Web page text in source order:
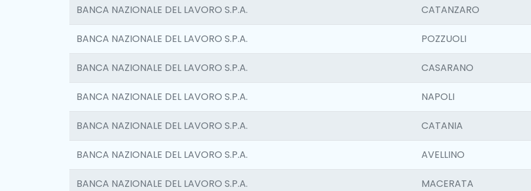
BANCA NAZIONALE DEL LAVORO S.P.A. CATANZARO
BANCA NAZIONALE DEL LAVORO S.P.A. POZZUOLI
BANCA NAZIONALE DEL LAVORO S.P.A. CASARANO
BANCA NAZIONALE DEL LAVORO S.P.A. NAPOLI
BANCA NAZIONALE DEL LAVORO S.P.A. CATANIA
BANCA NAZIONALE DEL LAVORO S.P.A. AVELLINO
BANCA NAZIONALE DEL LAVORO S.P.A. MACERATA